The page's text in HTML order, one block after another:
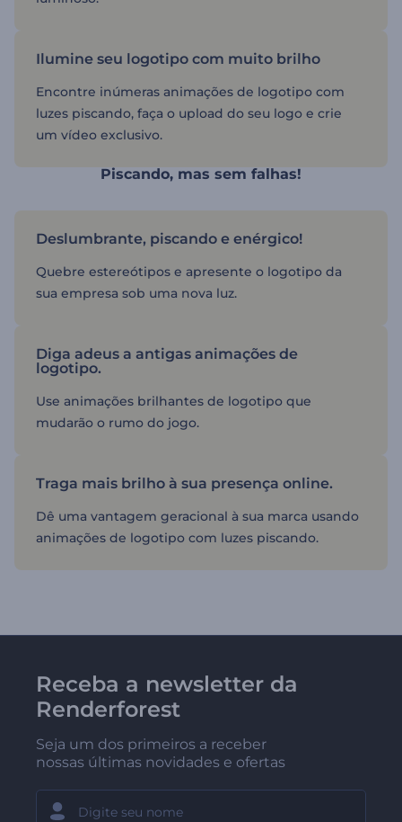
Ilumine seu logotipo com muito brilho
Encontre inúmeras animações de logotipo com
luzes piscando, faça o upload do seu logo e crie
um vídeo exclusivo.
Piscando, mas sem falhas!
Deslumbrante, piscando e enérgico!
Quebre estereótipos e apresente o logotipo da
sua empresa sob uma nova luz.
Diga adeus a antigas animações de
logotipo.
Use animações brilhantes de logotipo que
mudarão o rumo do jogo.
Traga mais brilho à sua presença online.
Dê uma vantagem geracional à sua marca usando
animações de logotipo com luzes piscando.
Receba a newsletter da
Renderforest
Seja um dos primeiros a receber
nossas últimas novidades e ofertas